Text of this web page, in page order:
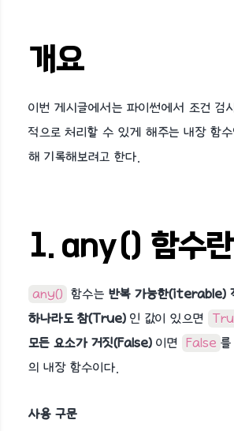
개요
이번 게시글에서는 파이썬에서 조건 검
적으로 처리할 수 있게 해주는 내장 함수
해 기록해보려고 한다.
1. any() 함수
any() 함수는 반복 가능한(iterable)
하나라도 참(True) 인 값이 있으면
모든 요소가 거짓(False) 이면 False
의 내장 함수이다.
사용 구문